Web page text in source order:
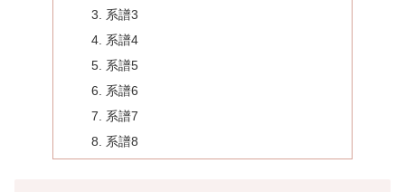
系譜3
系譜4
系譜5
系譜6
系譜7
系譜8